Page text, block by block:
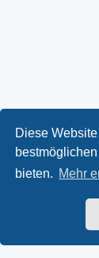
Diese
bieten. Mehr